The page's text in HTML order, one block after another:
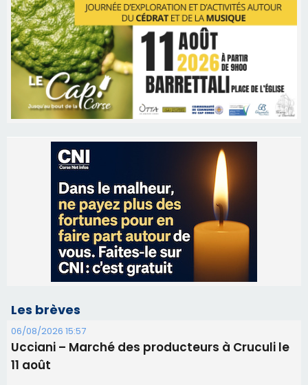
Les brèves
06/08/2026 15:57
Ucciani – Marché des producteurs à Cruculi le
11 août